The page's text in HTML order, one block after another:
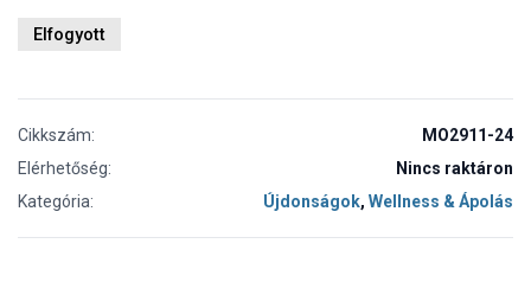
Elfogyott
Cikkszám:
MO2911-24
Elérhetőség:
Nincs raktáron
Kategória:
Újdonságok, Wellness & Ápolás